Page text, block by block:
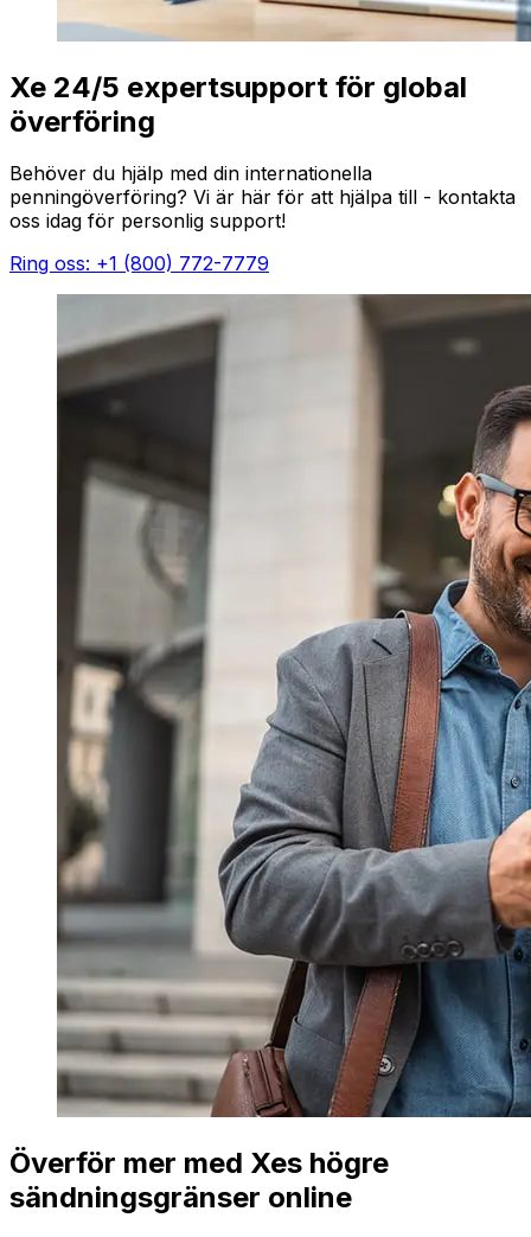
Xe 24/5 expertsupport för global
överföring
Behöver du hjälp med din internationella
penningöverföring? Vi är här för att hjälpa till - kontakta
oss idag för personlig support!
Ring oss: +1 (800) 772-7779
Överför mer med Xes högre
sändningsgränser online